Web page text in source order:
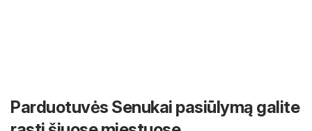
Parduotuvės Senukai pasiūlymą galite